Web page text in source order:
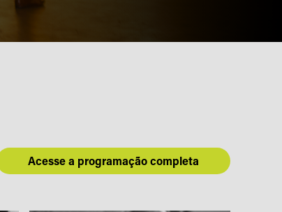
Acesse a programação completa